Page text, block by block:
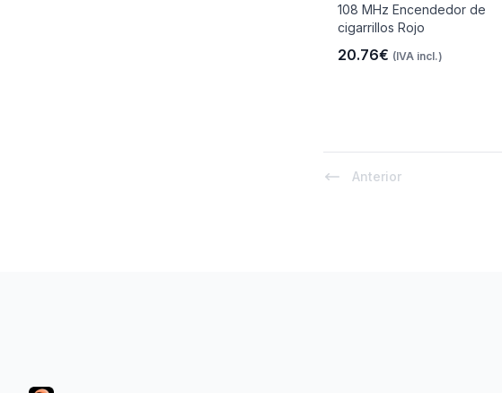
108 MHz Encendedor de
cigarrillos Rojo
20.76€ (IVA incl.)
Anterior